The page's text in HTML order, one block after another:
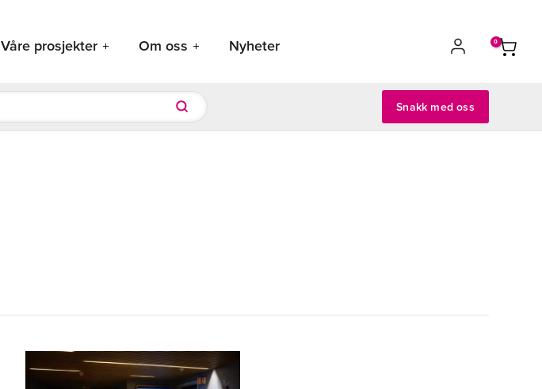
Våre prosjekter Om oss Nyheter
Snakk med oss